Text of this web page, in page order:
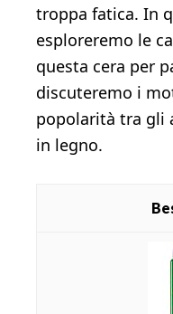
troppa fatica. In
esploreremo le
questa cera per
discuteremo i
popolarità tra gli
in legno.